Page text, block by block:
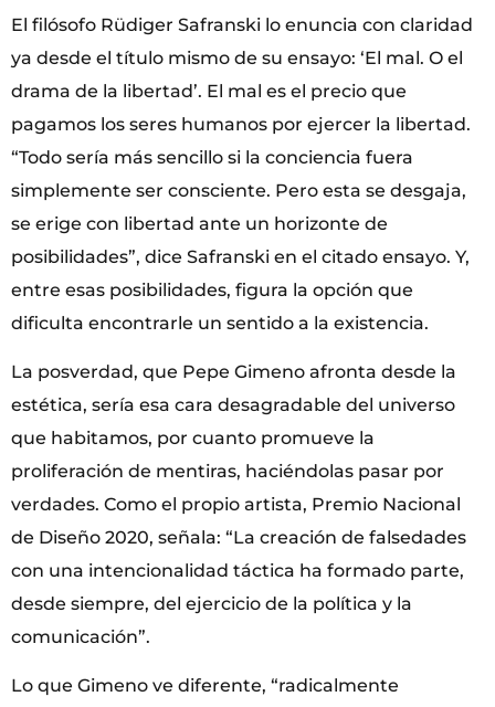
El filósofo Rüdiger Safranski lo enuncia con claridad
ya desde el título mismo de su ensayo: ‘El mal. O el
drama de la libertad’. El mal es el precio que
pagamos los seres humanos por ejercer la libertad.
“Todo sería más sencillo si la conciencia fuera
simplemente ser consciente. Pero esta se desgaja,
se erige con libertad ante un horizonte de
posibilidades”, dice Safranski en el citado ensayo. Y,
entre esas posibilidades, figura la opción que
dificulta encontrarle un sentido a la existencia.
La posverdad, que Pepe Gimeno afronta desde la
estética, sería esa cara desagradable del universo
que habitamos, por cuanto promueve la
proliferación de mentiras, haciéndolas pasar por
verdades. Como el propio artista, Premio Nacional
de Diseño 2020, señala: “La creación de falsedades
con una intencionalidad táctica ha formado parte,
desde siempre, del ejercicio de la política y la
comunicación”.
Lo que Gimeno ve diferente, “radicalmente